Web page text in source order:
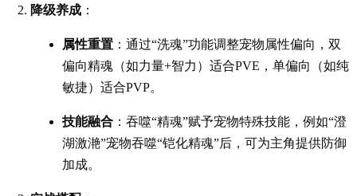
降级养成 ：
属性重置 ：通过“洗魂”功能调整宠物属性偏向，双
偏向精魂（如力量+智力）适合PVE，单偏向（如纯
敏捷）适合PVP。
技能融合 ：吞噬“精魂”赋予宠物特殊技能，例如“澄
湖激滟”宠物吞噬“铠化精魂”后，可为主角提供防御
加成。